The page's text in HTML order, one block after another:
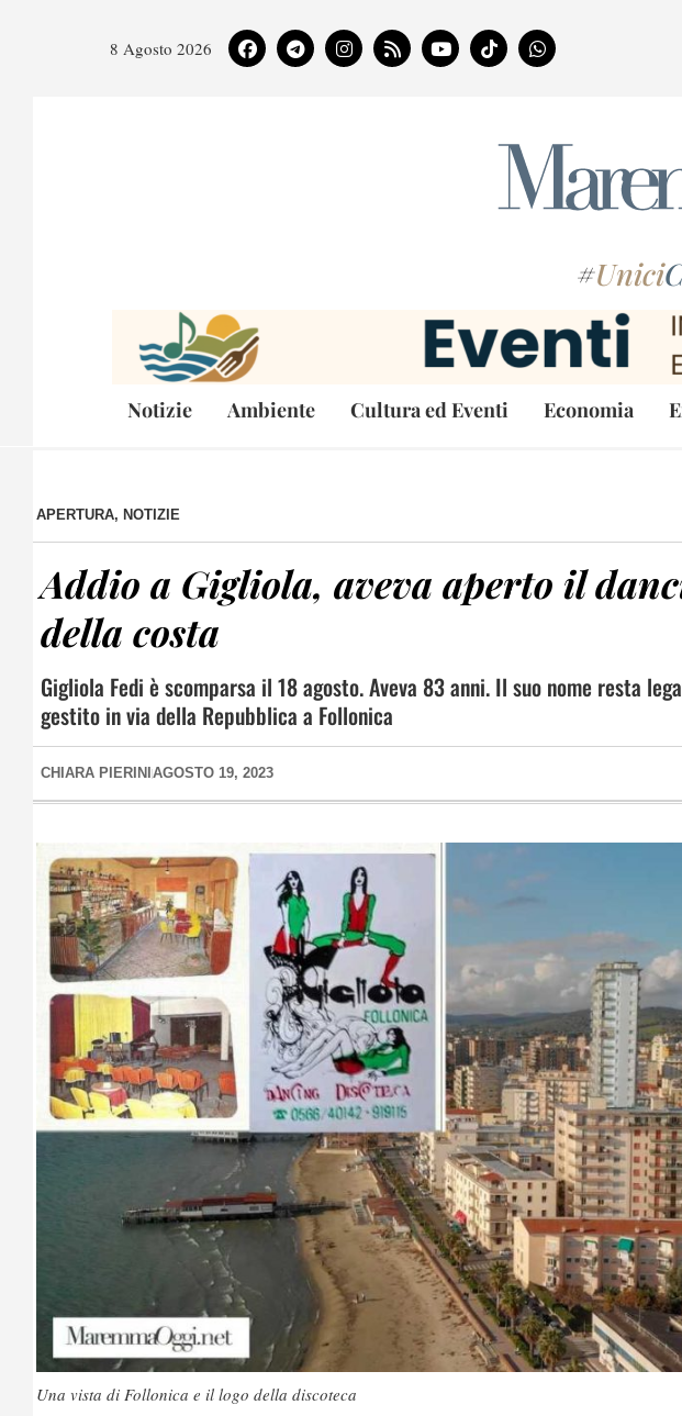
8 Agosto 2026
#Unici
Notizie Ambiente Cultura ed Eventi Economia
APERTURA, NOTIZIE
Addio a Gigliola, aveva aperto il
della costa
Gigliola Fedi è scomparsa il 18 agosto. Aveva 83 anni. Il suo nome resta
gestito in via della Repubblica a Follonica
CHIARA PIERINI AGOSTO 19, 2023
Una vista di Follonica e il logo della discoteca